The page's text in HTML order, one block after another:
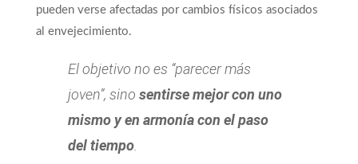
pueden verse afectadas por cambios físicos asociados
al envejecimiento.
El objetivo no es “parecer más
joven”, sino sentirse mejor con uno
mismo y en armonía con el paso
del tiempo.